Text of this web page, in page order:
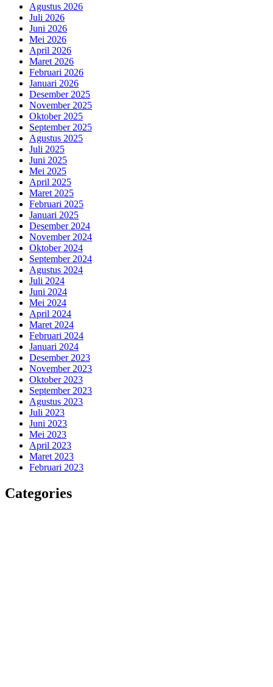
Agustus 2026
Juli 2026
Juni 2026
Mei 2026
April 2026
Maret 2026
Februari 2026
Januari 2026
Desember 2025
November 2025
Oktober 2025
September 2025
Agustus 2025
Juli 2025
Juni 2025
Mei 2025
April 2025
Maret 2025
Februari 2025
Januari 2025
Desember 2024
November 2024
Oktober 2024
September 2024
Agustus 2024
Juli 2024
Juni 2024
Mei 2024
April 2024
Maret 2024
Februari 2024
Januari 2024
Desember 2023
November 2023
Oktober 2023
September 2023
Agustus 2023
Juli 2023
Juni 2023
Mei 2023
April 2023
Maret 2023
Februari 2023
Categories